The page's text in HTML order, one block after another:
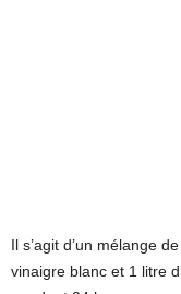
Il s’agit d’un mélange
vinaigre blanc et 1 litre